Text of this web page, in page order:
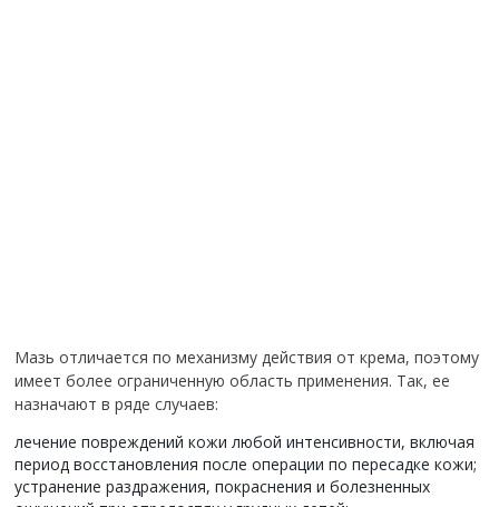
Мазь отличается по механизму действия от крема, поэтому
имеет более ограниченную область применения. Так, ее
назначают в ряде случаев:
лечение повреждений кожи любой интенсивности, включая
период восстановления после операции по пересадке кожи;
устранение раздражения, покраснения и болезненных